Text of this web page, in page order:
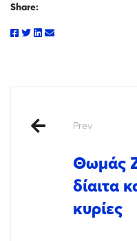
Share:
Prev
Θωμάς
δίαιτα
κυρίες